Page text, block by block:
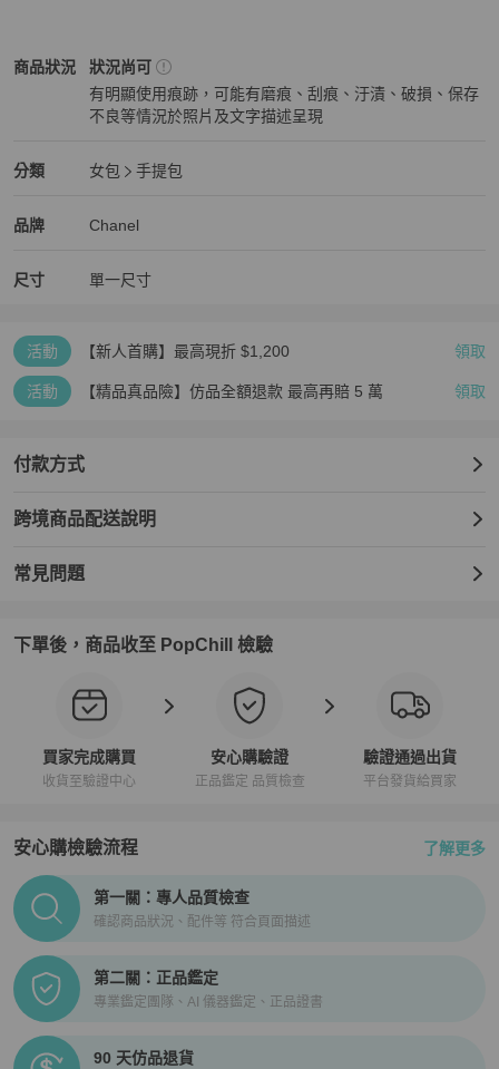
商品狀況
Chanel女包商品狀態與細節
狀況尚可
有明顯使用痕跡，可能有磨痕、刮痕、汙漬、破損、保存
不良等情況於照片及文字描述呈現
分類
Chanel 女包分類資訊
女包
手提包
品牌
Chanel 精品女包品牌介紹
Chanel
Chanel 推薦清單
尺寸 單一尺寸
活動 【新人首購】最高現折 $1,200 領取
活動 【精品真品險】仿品全額退款 最高再賠 5 萬 領取
付款方式
跨境商品配送說明
常見問題
下單後，商品收至 PopChill 檢驗
買家完成購買
收貨至驗證中心
安心購驗證
正品鑑定 品質檢查
驗證通過出貨
平台發貨給買家
安心購檢驗流程 了解更多
PopChill拍拍圈正品驗證、安心購檢驗流程介紹
第一關：專人品質檢查
確認商品狀況、配件等 符合頁面描述
第二關：正品鑑定
專業鑑定團隊、AI 儀器鑑定、正品證書
90 天仿品退貨